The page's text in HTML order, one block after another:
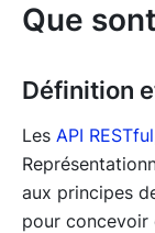
Que
Définition
Les API RESTful
aux principes
pour concevoir